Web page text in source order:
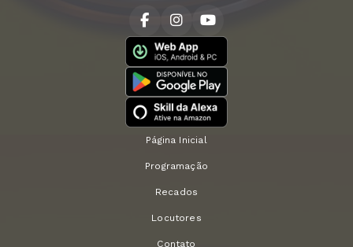
Página Inicial
Programação
Recados
Locutores
Contato